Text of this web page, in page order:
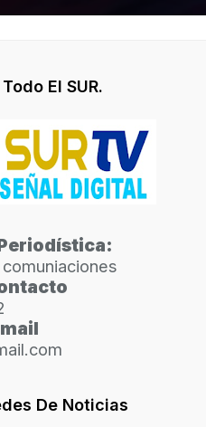
El SUR.
De Noticias